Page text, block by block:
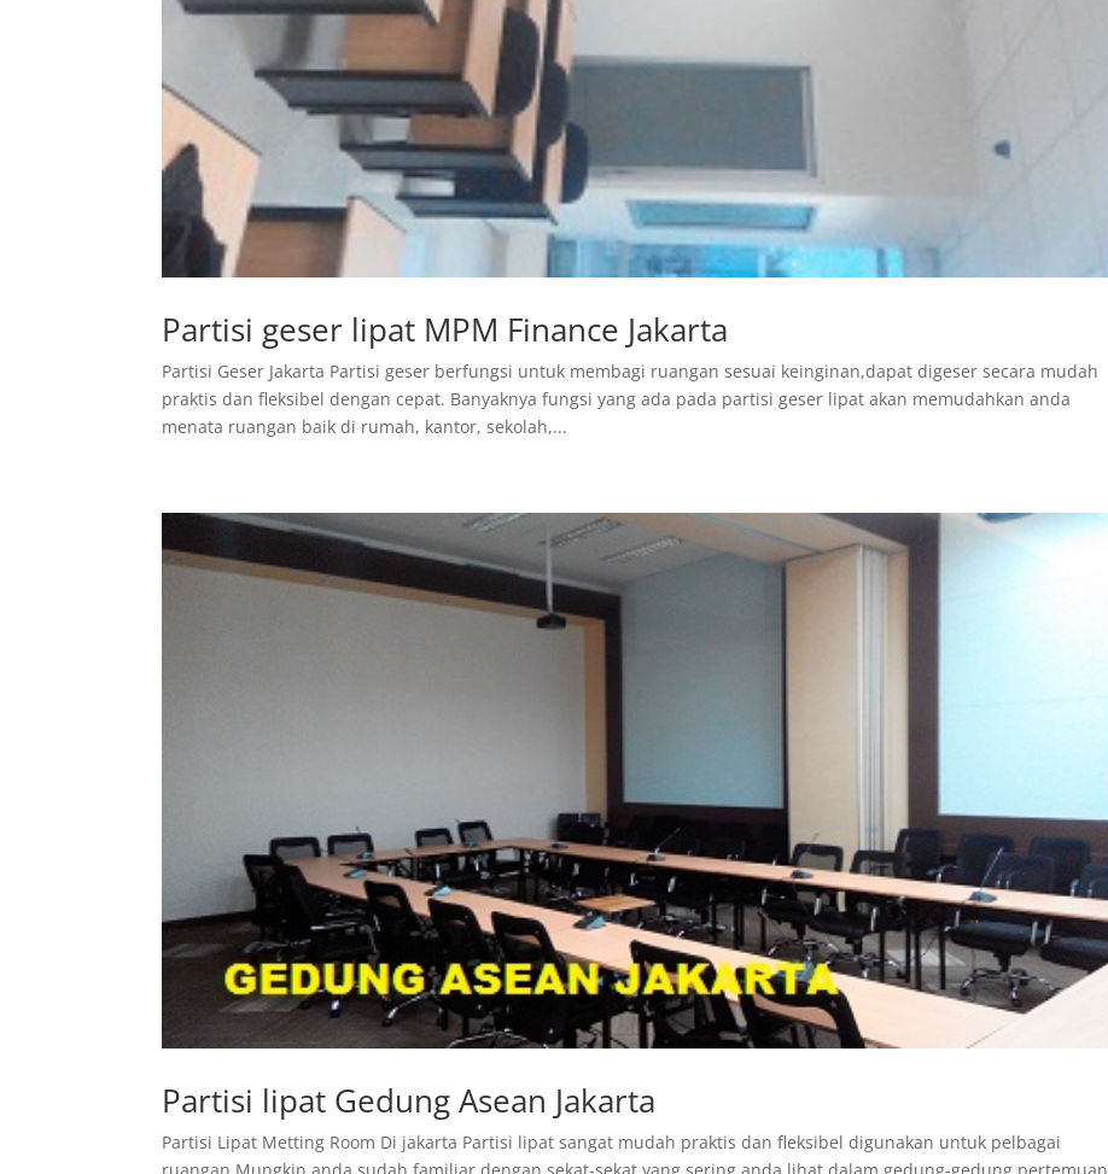
Partisi geser lipat MPM Finance Jakarta
Partisi Geser Jakarta Partisi geser berfungsi untuk membagi ruangan sesuai keinginan,dapat digeser secara mudah
praktis dan fleksibel dengan cepat. Banyaknya fungsi yang ada pada partisi geser lipat akan memudahkan anda
menata ruangan baik di rumah, kantor, sekolah,...
Partisi lipat Gedung Asean Jakarta
Partisi Lipat Metting Room Di jakarta Partisi lipat sangat mudah praktis dan fleksibel digunakan untuk pelbagai